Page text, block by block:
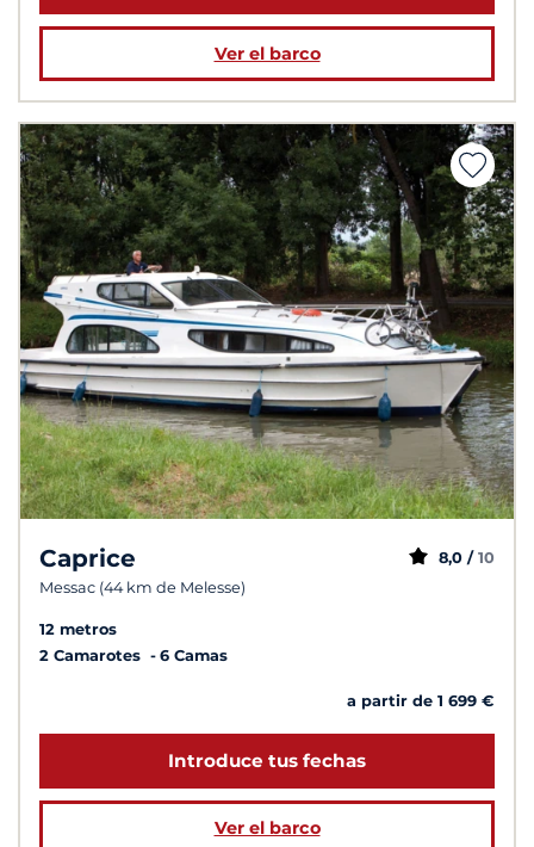
Ver el barco
Caprice
Messac (44 km de Melesse)
8,0 / 10
12 metros
2 Camarotes
6 Camas
a partir de 1 699 €
Introduce tus fechas
Ver el barco